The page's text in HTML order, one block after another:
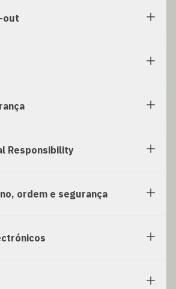
out
Responsibility
ordem e segurança